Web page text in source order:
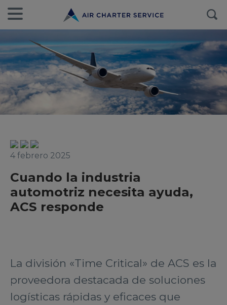
4 febrero 2025
Cuando la industria
automotriz necesita ayuda,
ACS responde
La división «Time Critical» de ACS es la
proveedora destacada de soluciones
logísticas rápidas y eficaces que